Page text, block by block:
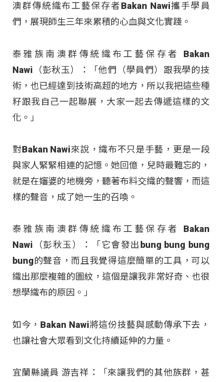
澳群傳統織布工藝保存者Bakan Nawi攜手學員
們，展現師生三年來累積的心血與文化實踐。
泰雅族南澳群傳統織布工藝保存者 Bakan
Nawi（彭秋玉）：「他們（學員們）跟我學的技
術，也已經達到技術高超的地方，所以我把這些種
籽跟我自己一起聯展，大家一起去傳遞這樣的文
化。」
對Bakan Nawi來說，織布不只是手藝，更是一段
與家人緊緊相連的記憶。她回億，兒時最難忘的，
就是在嬸婆的地機旁，聽著布料交織的聲響，而這
樣的聲音，成了她一生的召喚。
泰雅族南澳群傳統織布工藝保存者 Bakan
Nawi（彭秋玉）：「它會發出bung bung bung
bung的聲音，而且我覺得這麼簡單的工具，可以
織出那麼複雜的圖紋，這個是讓我非常好奇、也很
想學織布的原因。」
如今，Bakan Nawi將這份技藝與感動傳承下去，
也讓社會大眾看到文化持續延伸的力量。
宜蘭縣議員 游吉祥：「來讓我們的其他族群，甚